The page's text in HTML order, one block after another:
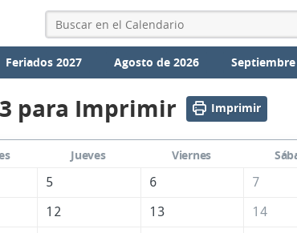
Feriados 2027 Agosto de 2026
para Imprimir Imprimir
Jueves Viernes
5 6
7
12 13
14